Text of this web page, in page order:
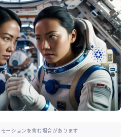
ーションを含む場合があります